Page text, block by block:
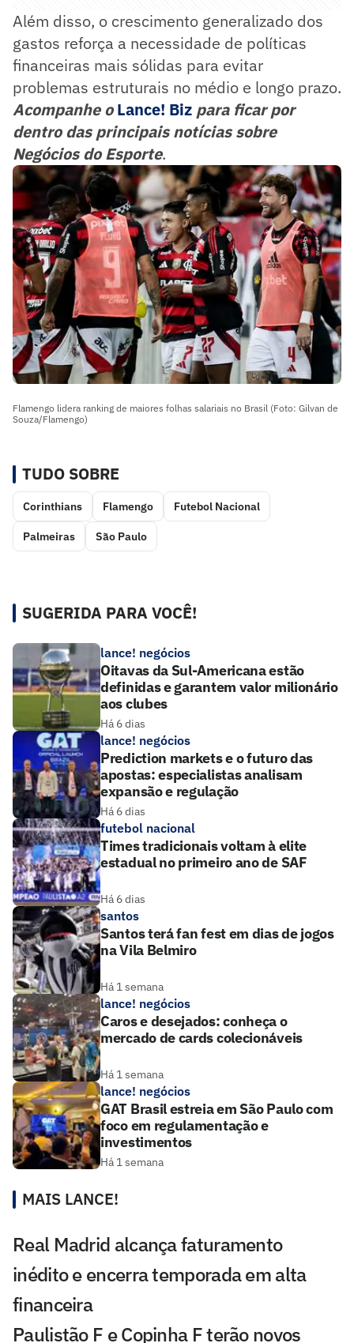
Além disso, o crescimento generalizado dos
gastos reforça a necessidade de políticas
financeiras mais sólidas para evitar
problemas estruturais no médio e longo prazo.
Acompanhe oLance! Biz para ficar por
dentro das principais notícias sobre
Negócios do Esporte.
Flamengo lidera ranking de maiores folhas salariais no Brasil (Foto: Gilvan de
Souza/Flamengo)
TUDO SOBRE
Corinthians Flamengo Futebol Nacional
Palmeiras São Paulo
SUGERIDA PARA VOCÊ!
lance! negócios
Oitavas da Sul-Americana estão
definidas e garantem valor milionário
aos clubes
Há 6 dias
lance! negócios
Prediction markets e o futuro das
apostas: especialistas analisam
expansão e regulação
Há 6 dias
futebol nacional
Times tradicionais voltam à elite
estadual no primeiro ano de SAF
Há 6 dias
santos
Santos terá fan fest em dias de jogos
na Vila Belmiro
Há 1 semana
lance! negócios
Caros e desejados: conheça o
mercado de cards colecionáveis
Há 1 semana
lance! negócios
GAT Brasil estreia em São Paulo com
foco em regulamentação e
investimentos
Há 1 semana
MAIS LANCE!
Real Madrid alcança faturamento
inédito e encerra temporada em alta
financeira
Paulistão F e Copinha F terão novos